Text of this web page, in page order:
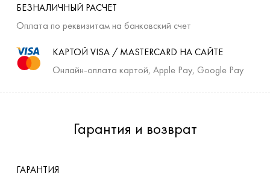
БЕЗНАЛИЧНЫЙ РАСЧЕТ
Оплата по реквизитам на банковский счет
КАРТОЙ VISA / MASTERCARD НА САЙТЕ
Онлайн-оплата картой, Apple Pay, Google Pay
Гарантия и возврат
ГАРАНТИЯ